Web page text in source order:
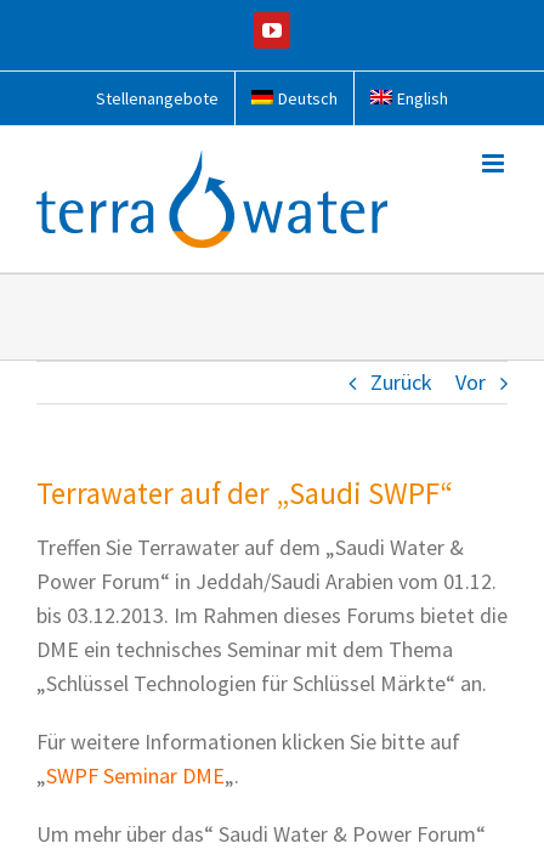
YouTube
Stellenangebote Deutsch English
Zurück Vor
Terrawater auf der „Saudi SWPF“
Treffen Sie Terrawater auf dem „Saudi Water &
Power Forum“ in Jeddah/Saudi Arabien vom 01.12.
bis 03.12.2013. Im Rahmen dieses Forums bietet die
DME ein technisches Seminar mit dem Thema
„Schlüssel Technologien für Schlüssel Märkte“ an.
Für weitere Informationen klicken Sie bitte auf
„SWPF Seminar DME„.
Um mehr über das“ Saudi Water & Power Forum“